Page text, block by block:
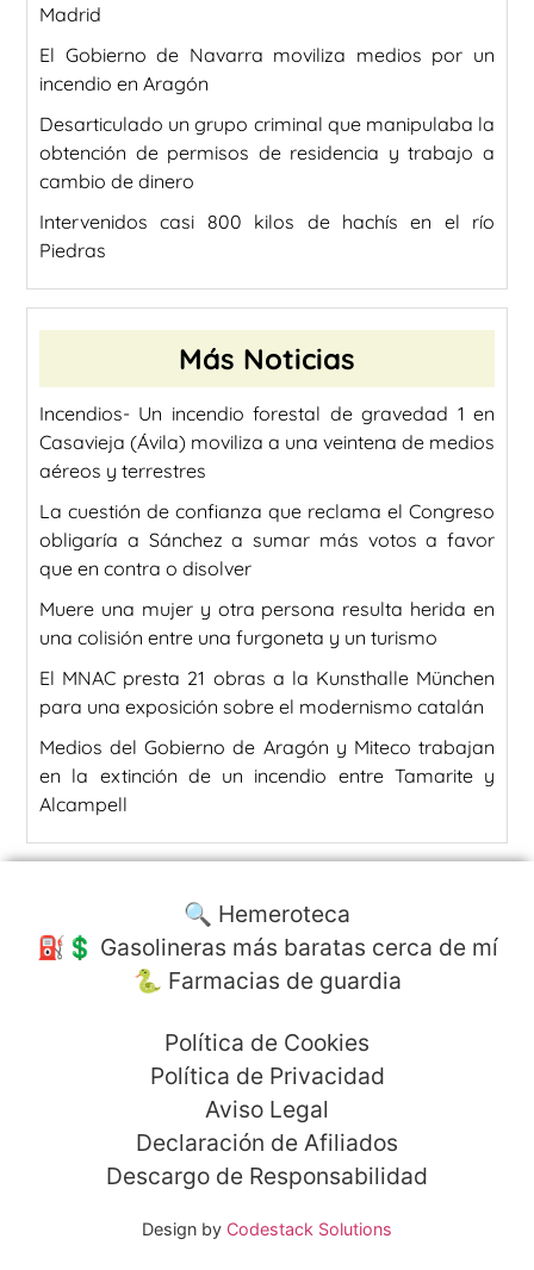
Madrid
El Gobierno de Navarra moviliza medios por un
incendio en Aragón
Desarticulado un grupo criminal que manipulaba la
obtención de permisos de residencia y trabajo a
cambio de dinero
Intervenidos casi 800 kilos de hachís en el río
Piedras
Más Noticias
Incendios- Un incendio forestal de gravedad 1 en
Casavieja (Ávila) moviliza a una veintena de medios
aéreos y terrestres
La cuestión de confianza que reclama el Congreso
obligaría a Sánchez a sumar más votos a favor
que en contra o disolver
Muere una mujer y otra persona resulta herida en
una colisión entre una furgoneta y un turismo
El MNAC presta 21 obras a la Kunsthalle München
para una exposición sobre el modernismo catalán
Medios del Gobierno de Aragón y Miteco trabajan
en la extinción de un incendio entre Tamarite y
Alcampell
🔍 Hemeroteca
⛽️💲 Gasolineras más baratas cerca de mí
🐍 Farmacias de guardia
Política de Cookies
Política de Privacidad
Aviso Legal
Declaración de Afiliados
Descargo de Responsabilidad
Design by Codestack Solutions